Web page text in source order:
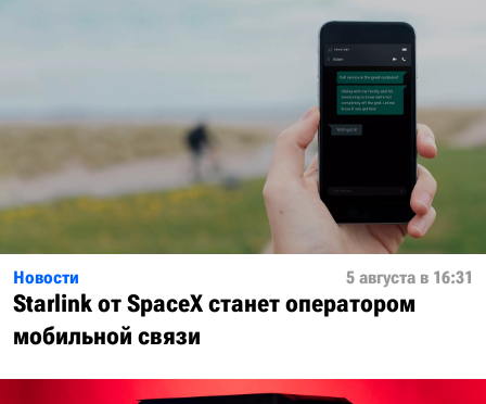
Новости 5 августа в 16:31
Starlink от SpaceX станет оператором
мобильной связи